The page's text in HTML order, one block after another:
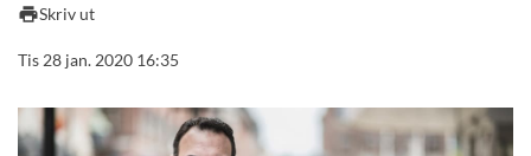
printSkriv ut
Tis 28 jan. 2020 16:35